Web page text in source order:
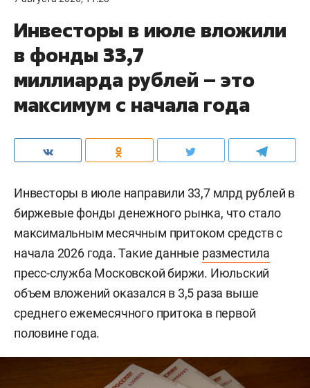
Инвесторы в июле вложили
в фонды 33,7
миллиарда рублей – это
максимум с начала года
Инвесторы в июле направили 33,7 млрд рублей в
биржевые фонды денежного рынка, что стало
максимальным месячным притоком средств с
начала 2026 года. Такие данные разместила
пресс-служба Московской биржи. Июльский
объем вложений оказался в 3,5 раза выше
среднего ежемесячного притока в первой
половине года.